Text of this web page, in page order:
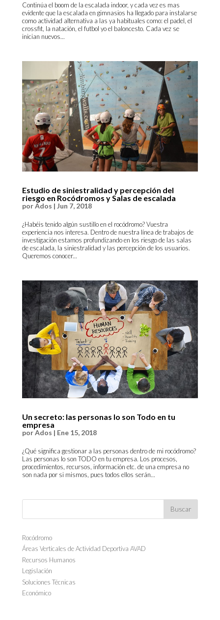
Continúa el boom de la escalada indoor, y cada vez es mas
evidente que la escalada en gimnasios ha llegado para instalarse
como actividad alternativa a las ya habituales como: el padel, el
crossfit, la natación, el futbol yo el baloncesto. Cada vez se
inician nuevos...
Estudio de siniestralidad y percepción del
riesgo en Rocódromos y Salas de escalada
porAdos | Jun 7, 2018
¿Habéis tenido algún sustillo en el rocódromo? Vuestra
experiencia nos interesa. Dentro de nuestra línea de trabajos de
investigación estamos profundizando en los riesgo de las salas
de escalada, la siniestralidad y las percepción de los usuarios.
Queremos conocer...
Un secreto: las personas lo son Todo en tu
empresa
porAdos | Ene 15, 2018
¿Qué significa gestionar a las personas dentro de mi rocódromo?
Las personas lo son TODO en tu empresa. Los procesos,
procedimientos, recursos, información etc. de una empresa no
son nada por si mismos, pues todos ellos serán...
Rocódromo
Áreas Verticales de Actividad Deportiva AVAD
Recursos Humanos
Legislación
Soluciones Técnicas
Económico